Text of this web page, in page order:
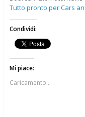
Tutto pronto per Cars
Condividi:
Mi piace:
Caricamento...